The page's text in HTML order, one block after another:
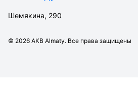
Шемякина, 290
© 2026 AKB Almaty. Все права защищены